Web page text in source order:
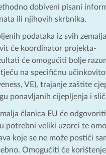
dobiveni pisani
ili njihovih skrbnika.
podataka iz svih zemalja
će koordinator projekta-
će omogućiti bolje
na specifičnu
VE), trajanje zaštite
ponavljanih cijepljenja i
članica EU će
potrebni veliki uzorci te
koje se ne može postići
Omogućiti će